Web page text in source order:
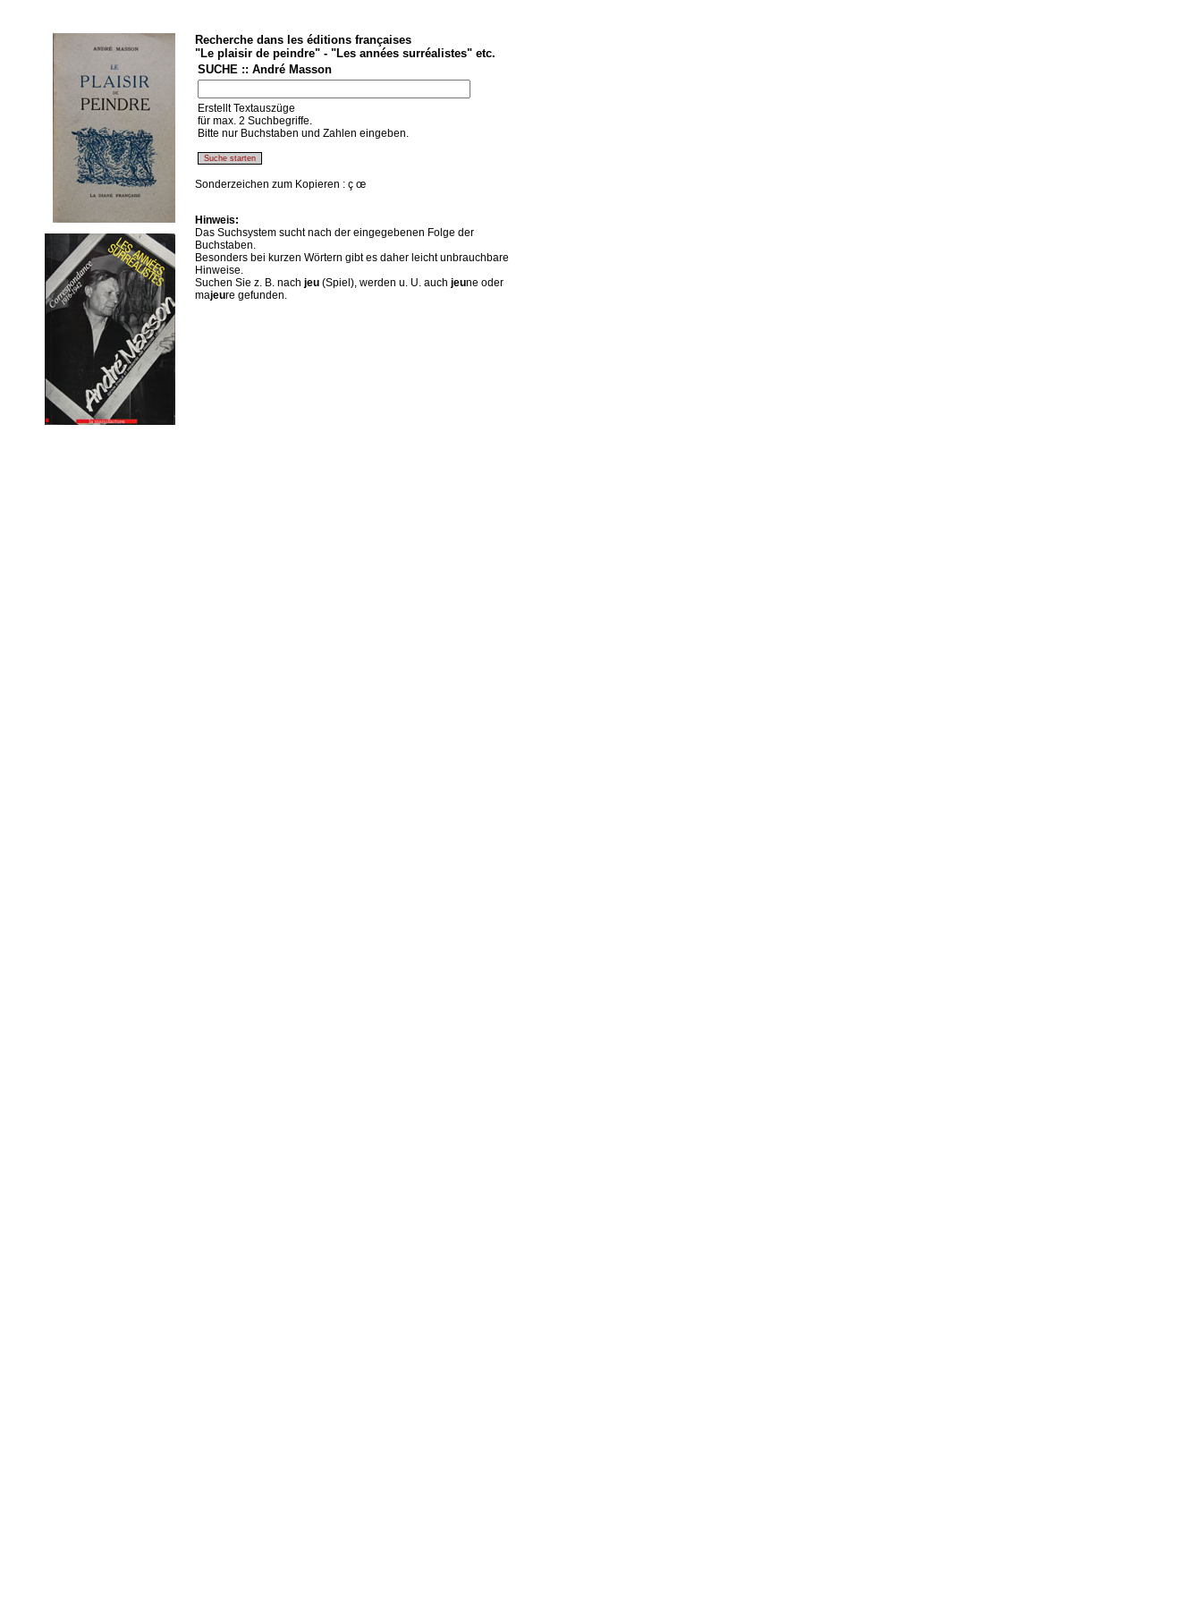
Recherche dans les éditions françaises
"Le plaisir de peindre" - "Les années surréalistes" etc.
SUCHE :: André Masson
Erstellt Textauszüge
für max. 2 Suchbegriffe.
Bitte nur Buchstaben und Zahlen eingeben.
Sonderzeichen zum Kopieren : ç œ
Hinweis:
Das Suchsystem sucht nach der eingegebenen Folge der
Buchstaben.
Besonders bei kurzen Wörtern gibt es daher leicht unbrauchbare
Hinweise.
Suchen Sie z. B. nach jeu (Spiel), werden u. U. auch jeune oder
majeure gefunden.